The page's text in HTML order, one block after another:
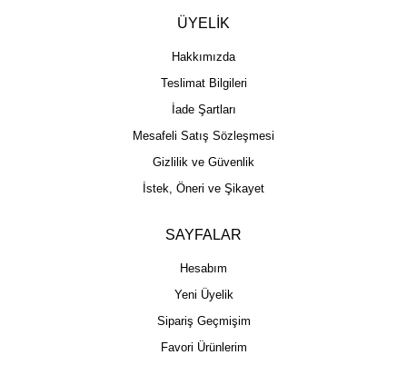
ÜYELİK
Hakkımızda
Teslimat Bilgileri
İade Şartları
Mesafeli Satış Sözleşmesi
Gizlilik ve Güvenlik
İstek, Öneri ve Şikayet
SAYFALAR
Hesabım
Yeni Üyelik
Sipariş Geçmişim
Favori Ürünlerim